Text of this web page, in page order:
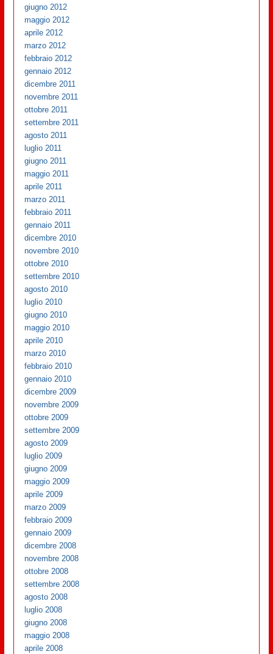
giugno 2012
maggio 2012
aprile 2012
marzo 2012
febbraio 2012
gennaio 2012
dicembre 2011
novembre 2011
ottobre 2011
settembre 2011
agosto 2011
luglio 2011
giugno 2011
maggio 2011
aprile 2011
marzo 2011
febbraio 2011
gennaio 2011
dicembre 2010
novembre 2010
ottobre 2010
settembre 2010
agosto 2010
luglio 2010
giugno 2010
maggio 2010
aprile 2010
marzo 2010
febbraio 2010
gennaio 2010
dicembre 2009
novembre 2009
ottobre 2009
settembre 2009
agosto 2009
luglio 2009
giugno 2009
maggio 2009
aprile 2009
marzo 2009
febbraio 2009
gennaio 2009
dicembre 2008
novembre 2008
ottobre 2008
settembre 2008
agosto 2008
luglio 2008
giugno 2008
maggio 2008
aprile 2008